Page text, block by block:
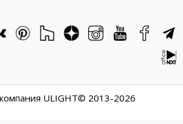
ULIGHT© 2013-2026